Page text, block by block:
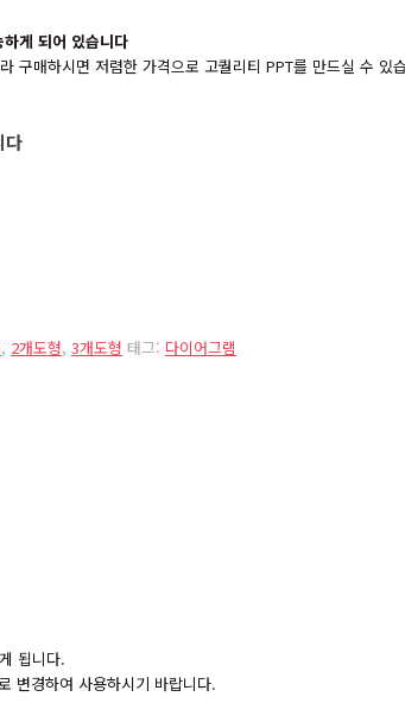
게 되어 있습니다
구매하시면 저렴한 가격으로 고퀄리티 PPT를 만드실 수 있
다
, 2개도형, 3개도형 태그: 다이어그램
됩니다.
변경하여 사용하시기 바랍니다.